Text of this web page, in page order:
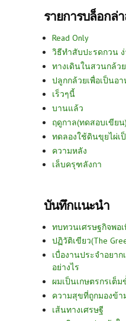
รายการบล็อกล่
Read Only
วิธีทำสับปะรดกวน
ทางเดินในสวนกล้วย
ปลูกกล้วยเพื่อเป็นอา
เร็วๆนี้
บานแล้ว
ฤดูกาล(ทดสอบเขียน)
ทดลองใช้ดินขุยไผ่เ
ความหลัง
เล็บครุฑลังกา
บันทึกแนะนำ
ทบทวนเศรษฐกิจพอเ
ปฏิวัติเขียว(The
เบื่องานประจำอยา
อย่างไร
ผมเป็นเกษตรกรเต็
ความสุขที่ถูกมองข้า
เส้นทางเศรษฐี